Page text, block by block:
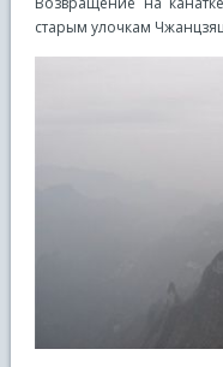
старым улочкам